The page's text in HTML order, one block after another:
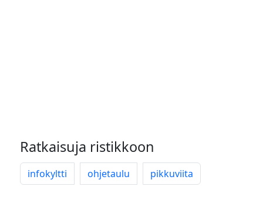
Ratkaisuja ristikkoon
infokyltti ohjetaulu pikkuviita